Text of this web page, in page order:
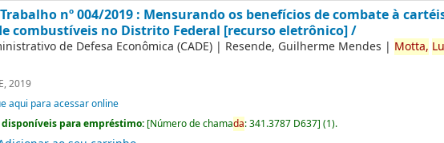
nº 004/2019 : Mensurando os benefícios de combate à
combustíveis no Distrito Federal [recurso eletrônico] /
de Defesa Econômica (CADE) | Resende, Guilherme Mendes | Motta,
2019
aqui para acessar online
para empréstimo: [Número de chamada:341.3787 D637](1).